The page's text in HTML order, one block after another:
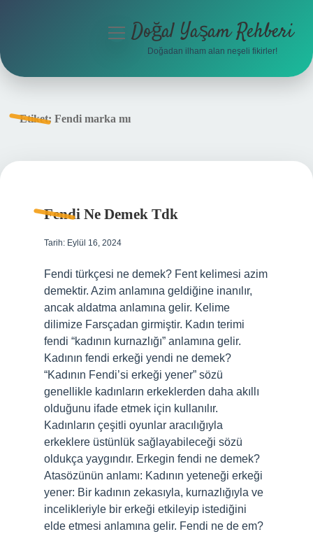
menüyüDoğal Yaşam Rehberi
Doğadan ilham alan neşeli fikirler!
Etiket: Fendi marka mı
Fendi Ne Demek Tdk
Tarih: Eylül 16, 2024
Fendi türkçesi ne demek? Fent kelimesi azim
demektir. Azim anlamına geldiğine inanılır,
ancak aldatma anlamına gelir. Kelime
dilimize Farsçadan girmiştir. Kadın terimi
fendi “kadının kurnazlığı” anlamına gelir.
Kadının fendi erkeği yendi ne demek?
“Kadının Fendi’si erkeği yener” sözü
genellikle kadınların erkeklerden daha akıllı
olduğunu ifade etmek için kullanılır.
Kadınların çeşitli oyunlar aracılığıyla
erkeklere üstünlük sağlayabileceği sözü
oldukça yaygındır. Erkegin fendi ne demek?
Atasözünün anlamı: Kadının yeteneği erkeği
yener: Bir kadının zekasıyla, kurnazlığıyla ve
incelikleriyle bir erkeği etkileyip istediğini
elde etmesi anlamına gelir. Fendi ne de em?